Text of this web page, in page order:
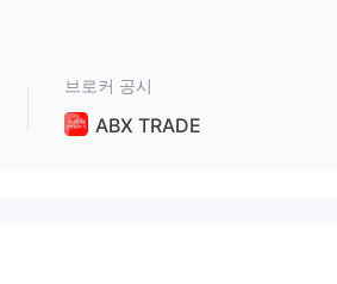
되지 않은 브
제기할 수
브로커 공시
ABX TRADE